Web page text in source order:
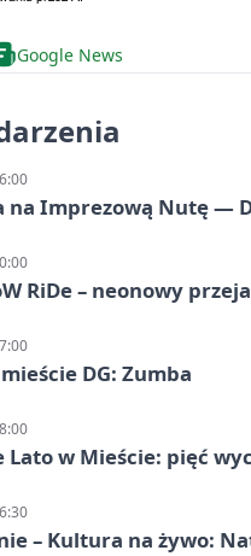
Google News
na Imprezową Nutę —
RiDe – neonowy
DG: Zumba
Lato w Mieście: pięć
– Kultura na żywo: